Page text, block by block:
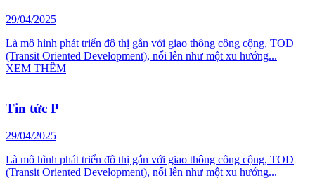
29/04/2025
Là mô hình phát triển đô thị gắn với giao thông công cộng, TOD
(Transit Oriented Development), nổi lên như một xu hướng...
XEM THÊM
Tin tức P
29/04/2025
Là mô hình phát triển đô thị gắn với giao thông công cộng, TOD
(Transit Oriented Development), nổi lên như một xu hướng...